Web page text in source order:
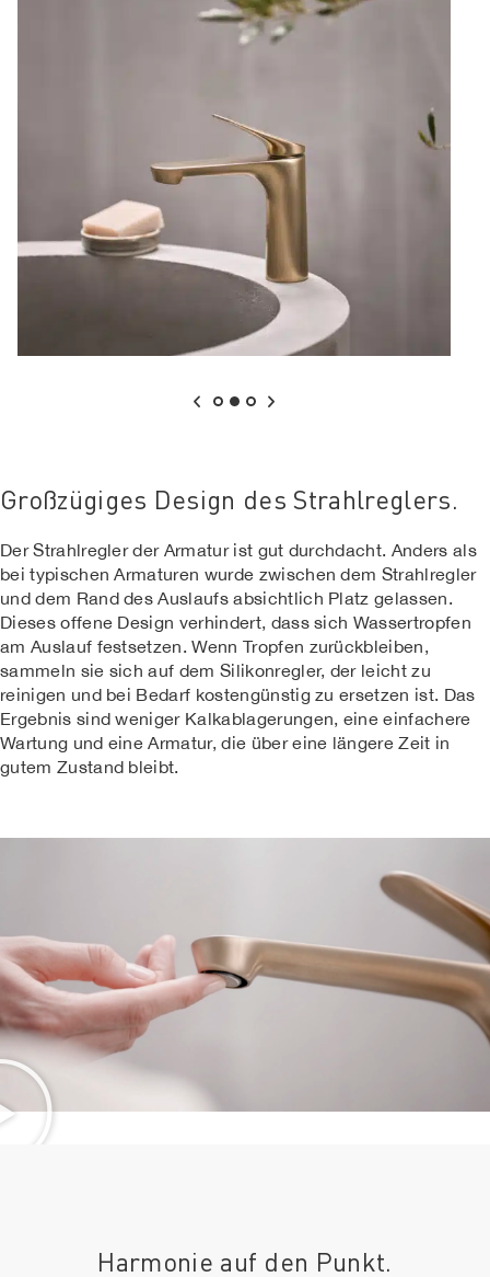
Großzügiges Design des Strahlreglers.
Der Strahlregler der Armatur ist gut durchdacht. Anders als
bei typischen Armaturen wurde zwischen dem Strahlregler
und dem Rand des Auslaufs absichtlich Platz gelassen.
Dieses offene Design verhindert, dass sich Wassertropfen
am Auslauf festsetzen. Wenn Tropfen zurückbleiben,
sammeln sie sich auf dem Silikonregler, der leicht zu
reinigen und bei Bedarf kostengünstig zu ersetzen ist. Das
Ergebnis sind weniger Kalkablagerungen, eine einfachere
Wartung und eine Armatur, die über eine längere Zeit in
gutem Zustand bleibt.
Harmonie auf den Punkt.